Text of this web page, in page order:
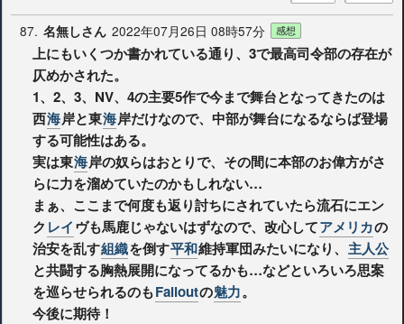
87. 名無しさん 2022年07月26日 08時57分 感想
上にもいくつか書かれている通り、3で最高司令部の存在が
仄めかされた。
1、2、3、NV、4の主要5作で今まで舞台となってきたのは
西海岸と東海岸だけなので、中部が舞台になるならば登場
する可能性はある。
実は東海岸の奴らはおとりで、その間に本部のお偉方がさ
らに力を溜めていたのかもしれない…
まぁ、ここまで何度も返り討ちにされていたら流石にエン
ク レイヴも馬鹿じゃないはずなので、改心してアメリカの
治安を乱す組織を倒す平和維持軍団みたいになり、 主人公
と共闘する胸熱展開になってるかも…などといろいろ思案
を巡らせられるのもFalloutの魅力。
今後に期待！